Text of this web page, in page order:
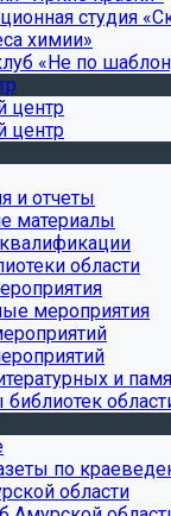
студия
химии»
«Не по
центр
центр
и отчеты
материалы
области
мероприятия
и
библиотек
по
области